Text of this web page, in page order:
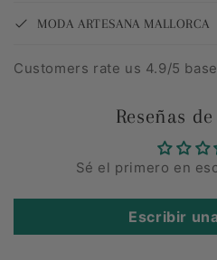
MODA ARTESANA MALLORCA
Customers rate us 4.9/5
Reseñas
Sé el primero en
Escribir